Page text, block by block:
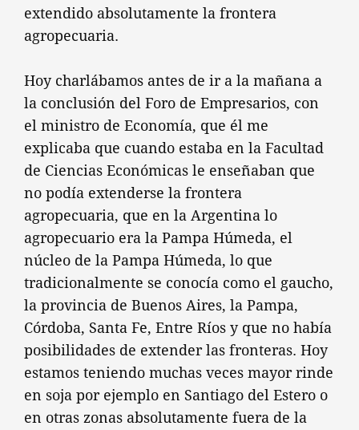
extendido absolutamente la frontera
agropecuaria.
Hoy charlábamos antes de ir a la mañana a
la conclusión del Foro de Empresarios, con
el ministro de Economía, que él me
explicaba que cuando estaba en la Facultad
de Ciencias Económicas le enseñaban que
no podía extenderse la frontera
agropecuaria, que en la Argentina lo
agropecuario era la Pampa Húmeda, el
núcleo de la Pampa Húmeda, lo que
tradicionalmente se conocía como el gaucho,
la provincia de Buenos Aires, la Pampa,
Córdoba, Santa Fe, Entre Ríos y que no había
posibilidades de extender las fronteras. Hoy
estamos teniendo muchas veces mayor rinde
en soja por ejemplo en Santiago del Estero o
en otras zonas absolutamente fuera de la